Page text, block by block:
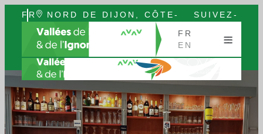
FR
EN
NORD DE DIJON, CÔTE-
D’OR, BOURGOGNE
SUIVEZ-
FR
EN